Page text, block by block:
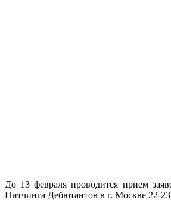
До 13 февраля проводится прием
Питчинга Дебютантов в г. Москве 22-23